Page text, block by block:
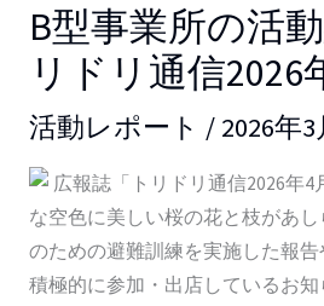
B型事業所の活
リドリ通信2026
活動レポート / 2026年3